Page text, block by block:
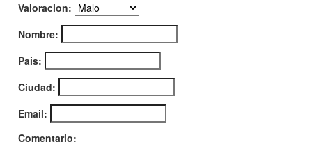
Valoracion:
Nombre:
Pais:
Ciudad:
Email:
Comentario: